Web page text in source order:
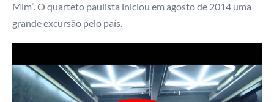
Mim”. O quarteto paulista iniciou em agosto de 2014 uma
grande excursão pelo país.